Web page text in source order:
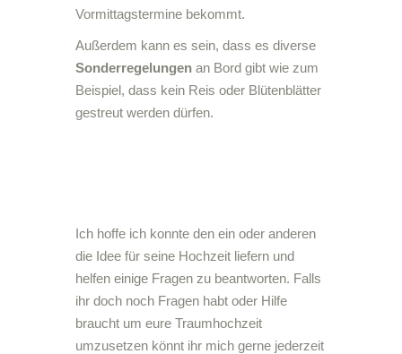
Vormittagstermine bekommt.
Außerdem kann es sein, dass es diverse
Sonderregelungen an Bord gibt wie zum
Beispiel, dass kein Reis oder Blütenblätter
gestreut werden dürfen.
Ich hoffe ich konnte den ein oder anderen
die Idee für seine Hochzeit liefern und
helfen einige Fragen zu beantworten. Falls
ihr doch noch Fragen habt oder Hilfe
braucht um eure Traumhochzeit
umzusetzen könnt ihr mich gerne jederzeit